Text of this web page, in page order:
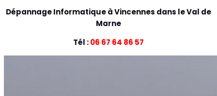
Dépannage Informatique à Vincennes dans le Val de
Marne
Tél :06 67 64 86 57